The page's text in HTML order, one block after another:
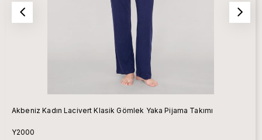
Akbeniz Kadın Lacivert Klasik Gömlek Yaka Pijama Takımı
Y2000